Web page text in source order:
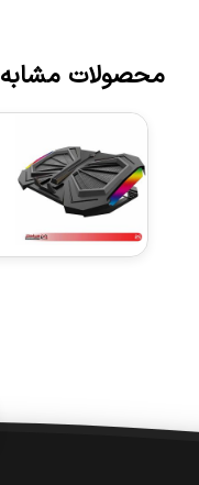
محصولات مشابه